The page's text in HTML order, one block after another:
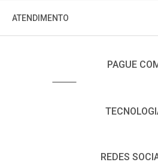
ATENDIMENTO
PAGUE
REDES